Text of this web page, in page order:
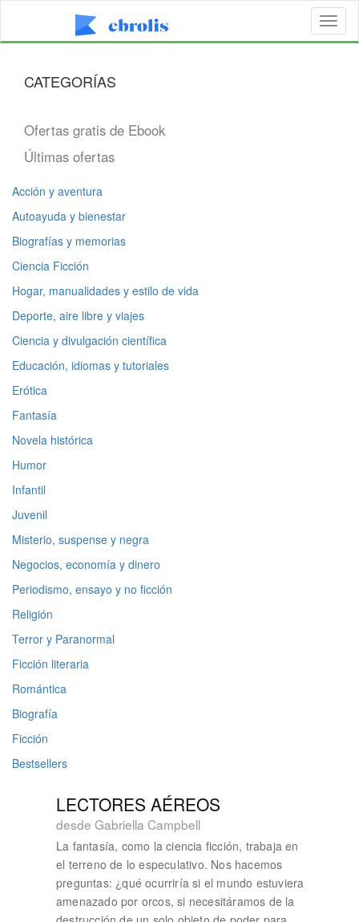
CATEGORÍAS
Ofertas gratis de Ebook
Últimas ofertas
Acción y aventura
Autoayuda y bienestar
Biografías y memorias
Ciencia Ficción
Hogar, manualidades y estilo de vida
Deporte, aire libre y viajes
Ciencia y divulgación científica
Educación, idiomas y tutoriales
Erótica
Fantasía
Novela histórica
Humor
Infantil
Juvenil
Misterio, suspense y negra
Negocios, economía y dinero
Periodismo, ensayo y no ficción
Religión
Terror y Paranormal
Ficción literaria
Romántica
Biografía
Ficción
Bestsellers
LECTORES AÉREOS
desde Gabriella Campbell
La fantasía, como la ciencia ficción, trabaja en
el terreno de lo especulativo. Nos hacemos
preguntas: ¿qué ocurriría si el mundo estuviera
amenazado por orcos, si necesitáramos de la